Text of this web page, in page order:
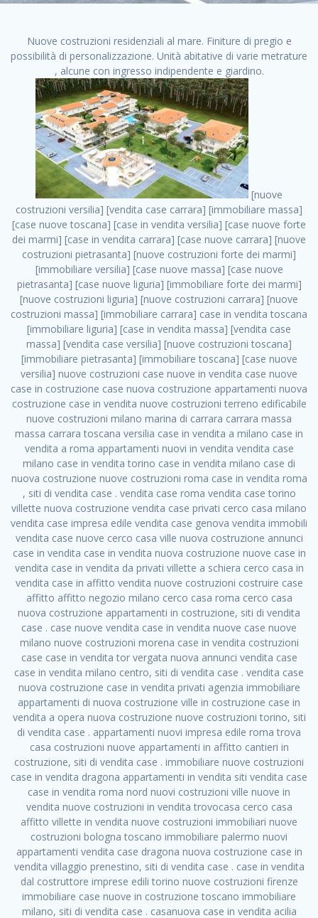
Nuove costruzioni residenziali al mare. Finiture di pregio e
possibilità di personalizzazione. Unità abitative di varie metrature
, alcune con ingresso indipendente e giardino.
[nuove costruzioni versilia] [vendita case carrara] [immobiliare massa] [case nuove toscana] [case in vendita versilia] [case nuove forte dei marmi] [case in vendita carrara] [case nuove carrara] [nuove costruzioni pietrasanta] [nuove costruzioni forte dei marmi] [immobiliare versilia] [case nuove massa] [case nuove pietrasanta] [case nuove liguria] [immobiliare forte dei marmi] [nuove costruzioni liguria] [nuove costruzioni carrara] [nuove costruzioni massa] [immobiliare carrara] case in vendita toscana [immobiliare liguria] [case in vendita massa] [vendita case massa] [vendita case versilia] [nuove costruzioni toscana] [immobiliare pietrasanta] [immobiliare toscana] [case nuove versilia] nuove costruzioni case nuove in vendita case nuove case in costruzione case nuova costruzione appartamenti nuova costruzione case in vendita nuove costruzioni terreno edificabile nuove costruzioni milano marina di carrara carrara massa massa carrara toscana versilia case in vendita a milano case in vendita a roma appartamenti nuovi in vendita vendita case milano case in vendita torino case in vendita milano case di nuova costruzione nuove costruzioni roma case in vendita roma , siti di vendita case . vendita case roma vendita case torino villette nuova costruzione vendita case privati cerco casa milano vendita case impresa edile vendita case genova vendita immobili vendita case nuove cerco casa ville nuova costruzione annunci case in vendita case in vendita nuova costruzione nuove case in vendita case in vendita da privati villette a schiera cerco casa in vendita case in affitto vendita nuove costruzioni costruire case affitto affitto negozio milano cerco casa roma cerco casa nuova costruzione appartamenti in costruzione, siti di vendita case . case nuove vendita case in vendita nuove case nuove milano nuove costruzioni morena case in vendita costruzioni case case in vendita tor vergata nuova annunci vendita case case in vendita milano centro, siti di vendita case . vendita case nuova costruzione case in vendita privati agenzia immobiliare appartamenti di nuova costruzione ville in costruzione case in vendita a opera nuova costruzione nuove costruzioni torino, siti di vendita case . appartamenti nuovi impresa edile roma trova casa costruzioni nuove appartamenti in affitto cantieri in costruzione, siti di vendita case . immobiliare nuove costruzioni case in vendita dragona appartamenti in vendita siti vendita case case in vendita roma nord nuovi costruzioni ville nuove in vendita nuove costruzioni in vendita trovocasa cerco casa affitto villette in vendita nuove costruzioni immobiliari nuove costruzioni bologna toscano immobiliare palermo nuovi appartamenti vendita case dragona nuova costruzione case in vendita villaggio prenestino, siti di vendita case . case in vendita dal costruttore imprese edili torino nuove costruzioni firenze immobiliare case nuove in costruzione toscano immobiliare milano, siti di vendita case . casanuova case in vendita acilia dragona case in vendita di nuova costruzione case in vendita da costruttore nuove costruzioni eur case e cantieri appartamenti in vendita nuova costruzione case in vendita a dragona roma case in vendita nuove case in costruzione porta portese immobiliare appartamenti cerco casa disperatamente case in vendita torresina cascine in vendita vendita immobili roma, siti di vendita case . milano nuove costruzioni morena case in vendita costruzioni edili nuove costruzioni catania visure catastali on line gratis nuove costruzioni monza case in costruzione milano, siti di vendita case . nuove costruzioni boccea vendita immobili milano attico immobiliare roma vendita imprese edili bergamo impresa edile bologna case in vendita a classe appartamento nuovo nuove costruzioni pietralata case costruzione case in vendita roma sud nuove costruzioni residenziali a milano appartamenti nuova costruzione milano case in vendita boccea case in vendita morena nuove costruzioni vendita immobili privati, siti di vendita case . comprare casa nuova costruzione case in vendita con leasing case in vendita ostia antica case nuova costruzione milano appartamenti nuovi milano case nuove roma nuove costruzioni bari edilizia convenzionata case in vendita a tortona villaggio prenestino case in vendita toscano immobiliare professione casa nuove costruzioni parma impresa costruzioni nuove case nuove costruzioni bergamo vendita immobili torino ville di nuova costruzione solo affitti appartamento nuovo in vendita appartamenti nuova costruzione roma case nuova costruzione roma, siti di vendita case . nuove costruzioni a milano case in costruzione roma impresa di costruzioni grimaldi immobiliare costruzioni villetta nuova costruzione case in vendita da imprese edili cerco casa a acquisto casa in costruzione nuove costruzioni mare costruzioni immobiliari cantieri nuove costruzioni acquisto casa nuova costruzione nuove costruzioni padova comprare casa in costruzione impresa edile napoli nuove costruzioni pescara casa risorse immobiliari, siti di vendita case . immobili in costruzione villette nuove villette nuove in vendita gabetti imprese edili verona nuove costruzioni milano sud nuovi immobili nuove costruzioni legnano, siti di vendita case . cantieri nuove costruzioni milano villa nuova case vendita nuove costruzioni appartamenti in vendita nuovi immobili nuovi costruttori case imprese edili brescia nuovi appartamenti milano case in vendita selva nera casa nuova retecasa case nuova costruzione in vendita monolocale imprese edili firenze imprese edili padova frimm vendita case dragona nuove costruzioni vendita imprese edili parma imprese di costruzioni milano immobiliare toscano frimm immobiliare roma case case dal costruttore acquisto terreno agricolo imprese edili italiane roma vende casa case nuove a milano nuove costruzioni a roma imprese costruzioni roma cerco casa nuova immobili di nuova costruzione case in vendita castelverde roma impresa edile palermo rent to buy roma nuove costruzioni, siti di vendita case . tempocasa case in vendita a riscatto nuove costruzioni varese nuove costruzioni bolzano vendita case in costruzione nuove costruzioni lecce cantiere milano costruire villa imprese edili treviso impresa edile catania case in vendita roma tiburtina vendita appartamenti nuova costruzione vendita immobili commerciali case nuove in vendita milano nuove costruzioni seregno cerca casa vendita cerco casa milano vendita nuove costruzioni milano ovest vendita case nuove milano imprese edili modena nuove costruzioni milano centro case in vendita aranova nuove abitazioni, siti di vendita case ., siti di vendita case . nuove costruzioni brescia nuove costruzioni como appartamenti nuovi in vendita a milano case in vendita bologna nuove costruzioni appartamenti in vendita milano nuova costruzione imprese edili como morena nuove costruzioni nuove costruzioni case vendita appartamenti nuovi nuove costruzioni salerno eurekasa villette in costruzione bilocali nuovi case nuove in vendita a roma case in vendita con permuta nuove costruzioni trento impresa edile varese imprese costruzioni milano imprese edili venezia case in vendita prenestina imprese edili spa nuove costruzioni gallarate roma nuove costruzioni case in nuova costruzione nuovi case nuove in vendita a milano nuove costruzioni loano nuovi cantieri milano imprese edili novara case in vendita roma est imprese di costruzioni roma appartamenti in costruzione milano nuovi cantieri cerco casa vendita milano nuove costruzioni brugherio vendita case da imprese edili imprese edili udine nuove costruzioni direttamente dal costruttore imprese edili vicenza case in vendita a loano nuova costruzione nuove villette prezzi case nuove case in vendita in costruzione compravendita terreno agricolo cantiere, siti di vendita case . case in vendita milano navigli costruzione nuova casa costruzioni nuove milano nuove costruzioni roma rent to buy nuove costruzioni taranto palazzo in costruzione vendita appartamenti nuova costruzione milano centro costruzioni milano case in vendita milano nuove costruzioni case in vendita milano sud impresa edile como case nuove a roma boccea case in vendita imprese edili trento nuove costruzioni buccinasco case in costruzione a milano nuove costruzioni ripamonti case in vendita a salerno nuove costruzioni nuove residenze milano case nuove vendita milano nuove costruzioni milano nord nuove costruzioni livorno vendita nuove costruzioni roma nuove costruzioni liguria costruzioni roma cerco casa roma vendita nuove costruzioni classe a impresa edile rimini nuovi annunci case in vendita nuove costruzioni magenta todini costruzioni case grezze in vendita vendita appartamenti nuovi milano case in vendita gallaratese milano nuove costruzioni arezzo, siti di vendita case . case in vendita castelverde case nuove dal costruttore nuovo appartamento nuove costruzioni desenzano imprese edili lombardia imprese edili veneto appartamenti in costruzione roma case vendita pescara nuove costruzioni case in vendita ad acilia imprese edili verona e provincia nuove costruzioni desio appartamenti classe a milano firenze nuove costruzioni pirelli re immobiliare grandi imprese di costruzioni case in vendita torresina roma case in vendita navigli milano nuove costruzioni roma centro nuovecostruzioni appartamenti nuovi a milano impresa edile ancona nuove residenze dragona case in vendita nuove costruzioni brindisi vendita nuove costruzioni milano case in vendita arredate nuove case milano case nuove milano centro sito impresa edile nuove costruzioni montesilvano case vendita monza nuove c